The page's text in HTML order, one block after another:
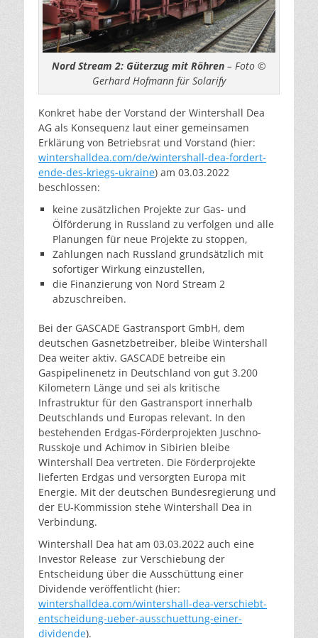
Nord Stream 2: Güterzug mit Röhren – Foto ©
Gerhard Hofmann für Solarify
Konkret habe der Vorstand der Wintershall Dea
AG als Konsequenz laut einer gemeinsamen
Erklärung von Betriebsrat und Vorstand (hier:
wintershalldea.com/de/wintershall-dea-fordert-
ende-des-kriegs-ukraine) am 03.03.2022
beschlossen:
keine zusätzlichen Projekte zur Gas- und
Ölförderung in Russland zu verfolgen und alle
Planungen für neue Projekte zu stoppen,
Zahlungen nach Russland grundsätzlich mit
sofortiger Wirkung einzustellen,
die Finanzierung von Nord Stream 2
abzuschreiben.
Bei der GASCADE Gastransport GmbH, dem
deutschen Gasnetzbetreiber, bleibe Wintershall
Dea weiter aktiv. GASCADE betreibe ein
Gaspipelinenetz in Deutschland von gut 3.200
Kilometern Länge und sei als kritische
Infrastruktur für den Gastransport innerhalb
Deutschlands und Europas relevant. In den
bestehenden Erdgas-Förderprojekten Juschno-
Russkoje und Achimov in Sibirien bleibe
Wintershall Dea vertreten. Die Förderprojekte
lieferten Erdgas und versorgten Europa mit
Energie. Mit der deutschen Bundesregierung und
der EU-Kommission stehe Wintershall Dea in
Verbindung.
Wintershall Dea hat am 03.03.2022 auch eine
Investor Release zur Verschiebung der
Entscheidung über die Ausschüttung einer
Dividende veröffentlicht (hier:
wintershalldea.com/wintershall-dea-verschiebt-
entscheidung-ueber-ausschuettung-einer-
dividende).